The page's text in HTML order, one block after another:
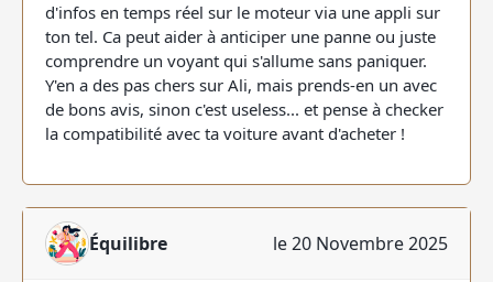
d'infos en temps réel sur le moteur via une appli sur
ton tel. Ca peut aider à anticiper une panne ou juste
comprendre un voyant qui s'allume sans paniquer.
Y'en a des pas chers sur Ali, mais prends-en un avec
de bons avis, sinon c'est useless... et pense à checker
la compatibilité avec ta voiture avant d'acheter !
Équilibre le 20 Novembre 2025